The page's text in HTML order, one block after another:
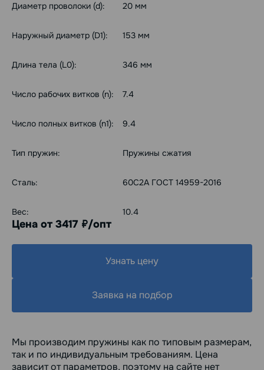
Диаметр проволоки (d): 20 мм
Наружный диаметр (D1): 153 мм
Длина тела (L0): 346 мм
Число рабочих витков (n): 7.4
Число полных витков (n1): 9.4
Тип пружин: Пружины сжатия
Сталь: 60С2А ГОСТ 14959-2016
Вес: 10.4
Цена от 3417 руб./опт
Узнать цену
Заявка на подбор
Мы производим пружины как по типовым размерам,
так и по индивидуальным требованиям. Цена
зависит от параметров, поэтому на сайте нет